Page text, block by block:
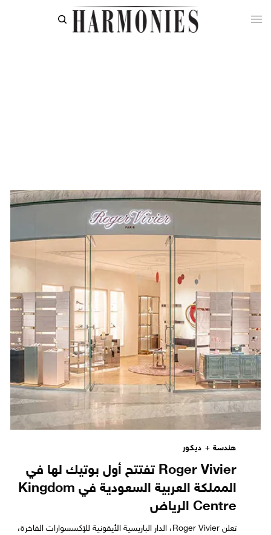
هندسة + ديكور
Roger Vivier تفتتح أول بوتيك لها في
المملكة العربية السعودية في Kingdom
Centre الرياض
تعلن Roger Vivier، الدار الباريسية الأيقونية للإكسسوارات الفاخرة،